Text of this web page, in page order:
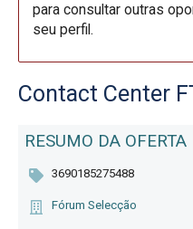
para consultar outras
seu perfil.
Contact Center
RESUMO DA OFERTA
3690185275488
Fórum Selecção